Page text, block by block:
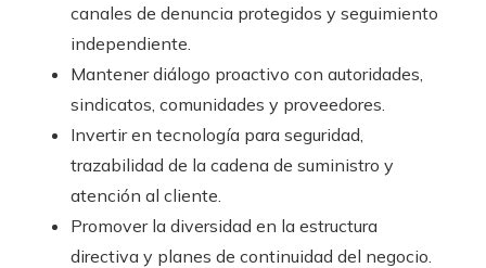
canales de denuncia protegidos y seguimiento
independiente.
Mantener diálogo proactivo con autoridades,
sindicatos, comunidades y proveedores.
Invertir en tecnología para seguridad,
trazabilidad de la cadena de suministro y
atención al cliente.
Promover la diversidad en la estructura
directiva y planes de continuidad del negocio.